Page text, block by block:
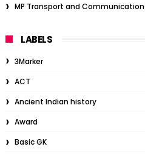
MP Transport and Communication
LABELS
3Marker
ACT
Ancient Indian history
Award
Basic GK